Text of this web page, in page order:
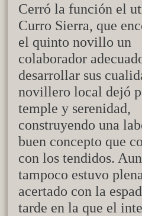
Cerró la función el
Curro Sierra, que
el quinto novillo un
colaborador
desarrollar sus
novillero local dejó
temple y serenidad,
construyendo una
buen concepto que
con los tendidos.
tampoco estuvo
acertado con la
tarde en la que el